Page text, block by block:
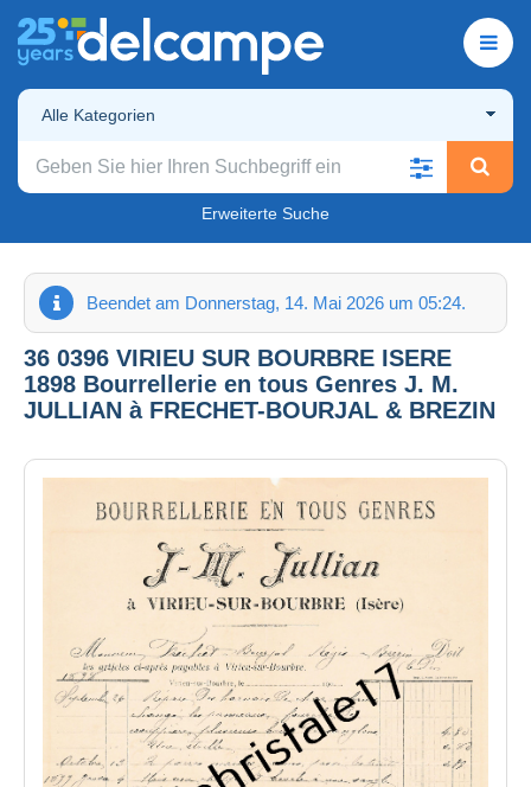
Alle Kategorien
Erweiterte Suche
Beendet am Donnerstag, 14. Mai 2026 um 05:24.
36 0396 VIRIEU SUR BOURBRE ISERE
1898 Bourrellerie en tous Genres J. M.
JULLIAN à FRECHET-BOURJAL & BREZIN